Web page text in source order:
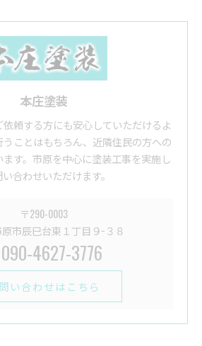
本庄塗装
頼する方にも安心していただけるよ
ことはもちろん、近隣住民の方への
す。市原を中心に塗装工事を実施し
合わせいただけます。
〒290-0003
市辰巳台東１丁目９−３８
090-4627-3776
い合わせはこちら